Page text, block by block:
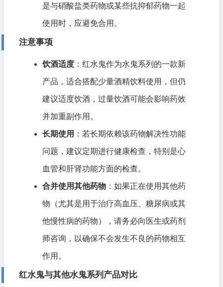
是与硝酸盐类药物或某些抗抑郁药物一起
使用时，应避免合用。
注意事项
饮酒适度：红水鬼作为水鬼系列的一款新
产品，适合搭配少量酒精饮料使用，但仍
建议适度饮酒，过量饮酒可能会影响药效
并加重副作用。
长期使用 ：若长期依赖该药物解决性功能
问题，建议定期进行健康检查，特别是心
血管和肝肾功能方面的检查。
合并使用其他药物：如果正在使用其他药
物（尤其是用于治疗高血压、糖尿病或其
他慢性病的药物），请务必向医生或药剂
师咨询，以确保不会发生不良的药物相互
作用。
红水鬼与其他水鬼系列产品对比